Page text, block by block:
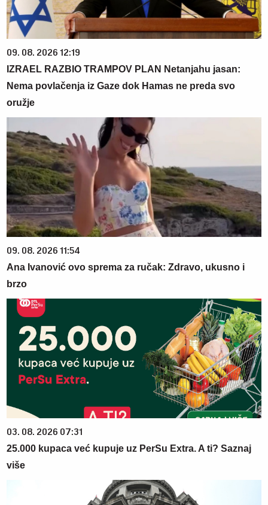
09. 08. 2026 12:19
IZRAEL RAZBIO TRAMPOV PLAN Netanjahu jasan:
Nema povlačenja iz Gaze dok Hamas ne preda svo
oružje
09. 08. 2026 11:54
Ana Ivanović ovo sprema za ručak: Zdravo, ukusno i
brzo
03. 08. 2026 07:31
25.000 kupaca već kupuje uz PerSu Extra. A ti? Saznaj
više